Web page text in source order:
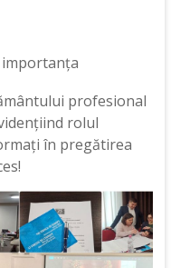
importanța
profesional
rolul
în pregătirea